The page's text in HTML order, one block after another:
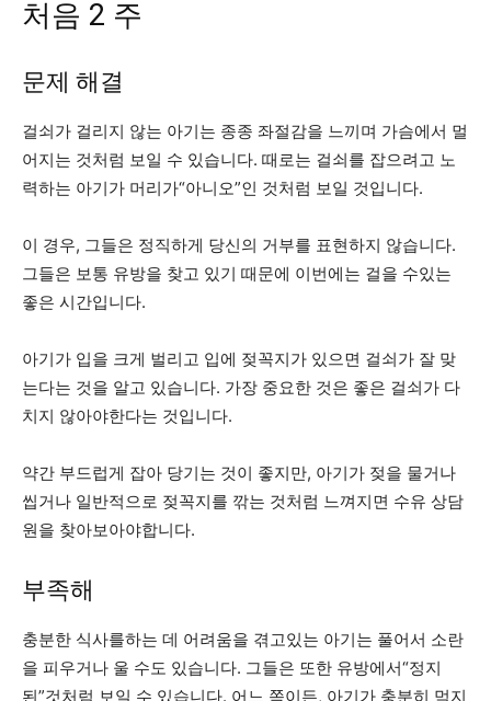
처음 2 주
문제 해결
걸쇠가 걸리지 않는 아기는 종종 좌절감을 느끼며 가슴에서 멀
어지는 것처럼 보일 수 있습니다. 때로는 걸쇠를 잡으려고 노
력하는 아기가 머리가“아니오”인 것처럼 보일 것입니다.
이 경우, 그들은 정직하게 당신의 거부를 표현하지 않습니다.
그들은 보통 유방을 찾고 있기 때문에 이번에는 걸을 수있는
좋은 시간입니다.
아기가 입을 크게 벌리고 입에 젖꼭지가 있으면 걸쇠가 잘 맞
는다는 것을 알고 있습니다. 가장 중요한 것은 좋은 걸쇠가 다
치지 않아야한다는 것입니다.
약간 부드럽게 잡아 당기는 것이 좋지만, 아기가 젖을 물거나
씹거나 일반적으로 젖꼭지를 깎는 것처럼 느껴지면 수유 상담
원을 찾아보아야합니다.
부족해
충분한 식사를하는 데 어려움을 겪고있는 아기는 풀어서 소란
을 피우거나 울 수도 있습니다. 그들은 또한 유방에서“정지
된”것처럼 보일 수 있습니다. 어느 쪽이든, 아기가 충분히 먹지